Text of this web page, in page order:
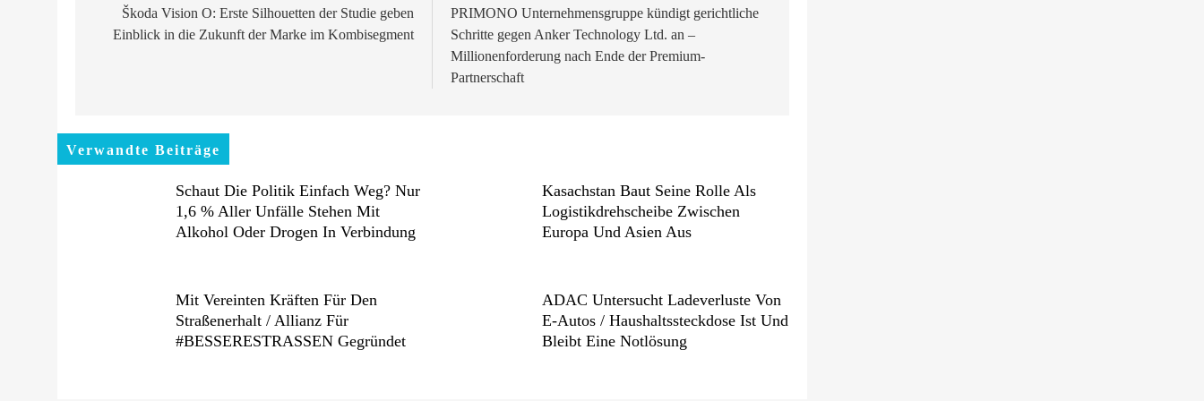
Škoda Vision O: Erste Silhouetten der Studie geben
Einblick in die Zukunft der Marke im Kombisegment
PRIMONO Unternehmensgruppe kündigt gerichtliche
Schritte gegen Anker Technology Ltd. an –
Millionenforderung nach Ende der Premium-
Partnerschaft
Verwandte Beiträge
Schaut Die Politik Einfach Weg? Nur
1,6 % Aller Unfälle Stehen Mit
Alkohol Oder Drogen In Verbindung
Kasachstan Baut Seine Rolle Als
Logistikdrehscheibe Zwischen
Europa Und Asien Aus
Mit Vereinten Kräften Für Den
Straßenerhalt / Allianz Für
#BESSERESTRASSEN Gegründet
ADAC Untersucht Ladeverluste Von
E-Autos / Haushaltssteckdose Ist Und
Bleibt Eine Notlösung